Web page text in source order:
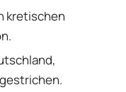
kretischen